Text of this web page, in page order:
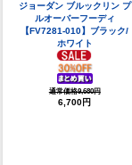
ジョーダン ブルックリン プ
ルオーバーフーディ
【FV7281-010】ブラック/
ホワイト
通常価格9,680円
6,700円